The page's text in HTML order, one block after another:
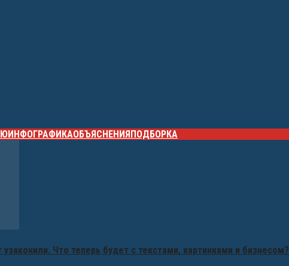
ИНФОГРАФИКАОБЪЯСНЕНИЯПОДБОРКА
Что теперь будет с текстами, картинками и бизнесом?